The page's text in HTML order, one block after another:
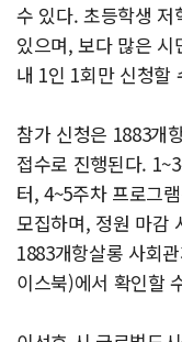
수 있다. 초등학생 저
있으며, 보다 많은
내 1인 1회만 신청할
참가 신청은 1883개
접수로 진행된다.
터, 4~5주차 프로그
모집하며, 정원 마감
1883개항살롱 사회
이스북)에서 확인할